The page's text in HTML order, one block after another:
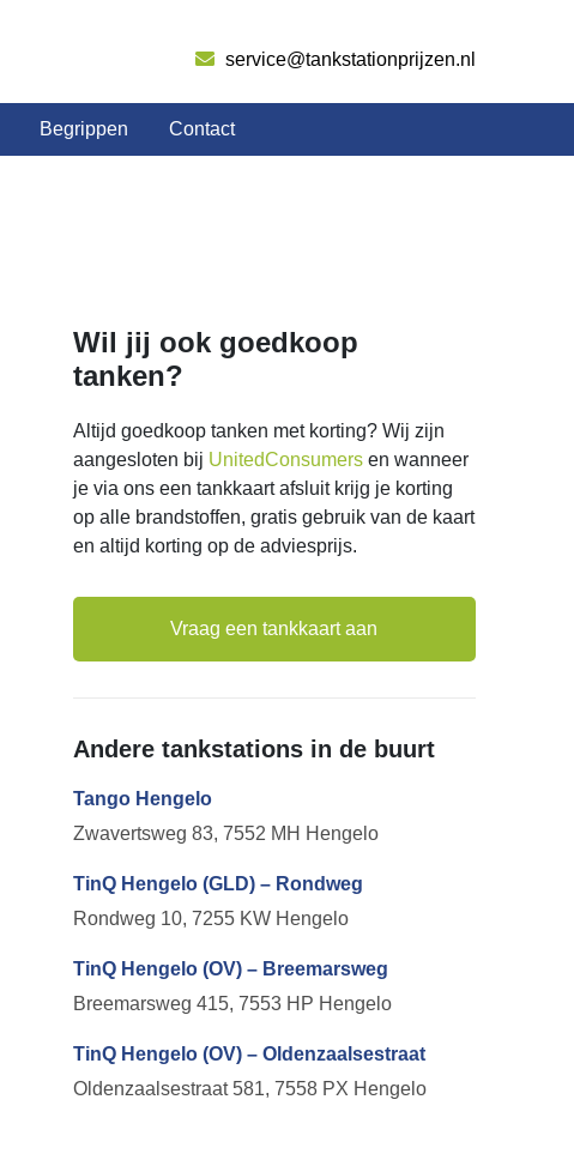
service@tankstationprijzen.nl
Begrippen Contact
Wil jij ook goedkoop
tanken?
Altijd goedkoop tanken met korting? Wij zijn
aangesloten bij UnitedConsumersen wanneer
je via ons een tankkaart afsluit krijg je korting
op alle brandstoffen, gratis gebruik van de kaart
en altijd korting op de adviesprijs.
Vraag een tankkaart aan
Andere tankstations in de buurt
Tango Hengelo
Zwavertsweg 83, 7552 MH Hengelo
TinQ Hengelo (GLD) – Rondweg
Rondweg 10, 7255 KW Hengelo
TinQ Hengelo (OV) – Breemarsweg
Breemarsweg 415, 7553 HP Hengelo
TinQ Hengelo (OV) – Oldenzaalsestraat
Oldenzaalsestraat 581, 7558 PX Hengelo